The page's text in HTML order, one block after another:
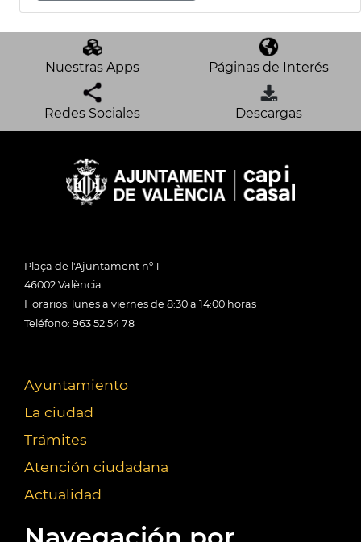
Nuestras Apps Páginas de Interés
Redes Sociales Descargas
Plaça de l'Ajuntament nº 1
46002 València
Horarios: lunes a viernes de 8:30 a 14:00 horas
Teléfono: 963 52 54 78
Ayuntamiento
La ciudad
Trámites
Atención ciudadana
Actualidad